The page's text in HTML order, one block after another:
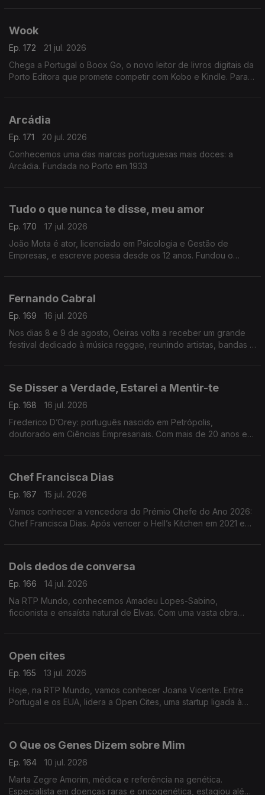
Wook
Ep. 172
21 jul. 2026
Chega a Portugal o Boox Go, o novo leitor de livros digitais da
Porto Editora que promete competir com Kobo e Kindle. Para
Arcádia
Ep. 171
20 jul. 2026
Conhecemos uma das marcas portuguesas mais doces: a
Arcádia. Fundada no Porto em 1933
Tudo o que nunca te disse, meu amor
Ep. 170
17 jul. 2026
João Mota é ator, licenciado em Psicologia e Gestão de
Empresas, e escreve poesia desde os 12 anos. Fundou o
Fernando Cabral
Ep. 169
16 jul. 2026
Nos dias 8 e 9 de agosto, Oeiras volta a receber um grande
festival dedicado à música reggae, reunindo artistas, bandas e
Se Disser a Verdade, Estarei a Mentir-te
Ep. 168
16 jul. 2026
Frederico D’Orey: português nascido em Petrópolis,
doutorado em Ciências Empresariais. Com mais de 20 anos em
Chef Francisca Dias
Ep. 167
15 jul. 2026
Vamos conhecer a vencedora do Prémio Chefe do Ano 2026:
Chef Francisca Dias. Após vencer o Hell’s Kitchen em 2021 e
Dois dedos de conversa
Ep. 166
14 jul. 2026
Na RTP Mundo, conhecemos Amadeu Lopes-Sabino,
ficcionista e ensaísta natural de Elvas. Com uma vasta obra
Open cites
Ep. 165
13 jul. 2026
Hoje, na RTP Mundo, vamos conhecer Joana Vicente. Entre
Portugal e os EUA, lidera a Open Cites, uma startup ligada à
O Que os Genes Dizem sobre Mim
Ep. 164
10 jul. 2026
Marta Zegre Amorim, médica e referência na genética.
Especialista em doenças raras e oncogenética, estagiou além-